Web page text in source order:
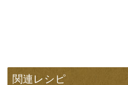
関連レシピ